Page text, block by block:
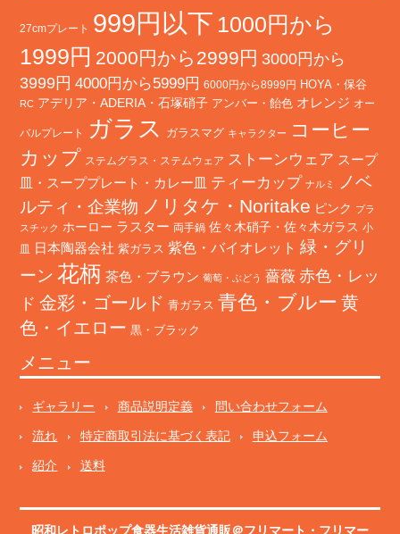
27cmプレート 999円以下 1000円から
1999円 2000円から2999円 3000円から
3999円 4000円から5999円 6000円から8999円 HOYA・保谷
RC アデリア・ADERIA・石塚硝子 アンバー・飴色 オレンジ オー
バルプレート ガラス ガラスマグ キャラクター
コーヒー
カップ ステムグラス・ステムウェア ストーンウェア スープ
皿・スーププレート・カレー皿 ティーカップ ナルミ
ノベ
ルティ・企業物 ノリタケ・Noritake ピンク プラ
スチック ホーロー ラスター 両手鍋 佐々木硝子・佐々木ガラス 小
皿
日本陶器会社 紫ガラス 紫色・バイオレット 緑・グリ
ーン 花柄 茶色・ブラウン 葡萄・ぶどう 薔薇 赤色・レッ
ド 金彩・ゴールド 青ガラス 青色・ブルー 黄
色・イエロー 黒・ブラック
メニュー
ギャラリー 商品説明定義 問い合わせフォーム
流れ 特定商取引法に基づく表記 申込フォーム
紹介 送料
昭和レトロポップ食器生活雑貨通販＠フリマート ・ フリマー